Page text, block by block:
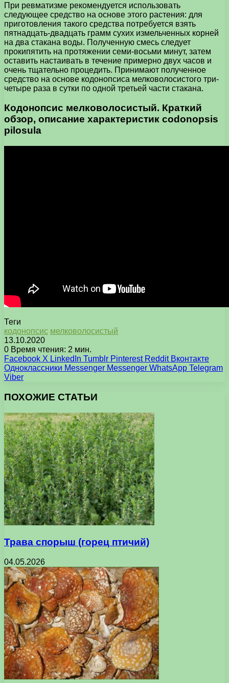
При ревматизме рекомендуется использовать
следующее средство на основе этого растения: для
приготовления такого средства потребуется взять
пятнадцать-двадцать грамм сухих измельченных корней
на два стакана воды. Полученную смесь следует
прокипятить на протяжении семи-восьми минут, затем
оставить настаивать в течение примерно двух часов и
очень тщательно процедить. Принимают полученное
средство на основе кодонопсиса мелковолосистого три-
четыре раза в сутки по одной третьей части стакана.
Кодонопсис мелковолосистый. Краткий
обзор, описание характеристик codonopsis
pilosula
Теги
кодонопсис мелковолосистый
13.10.2020
0 Время чтения: 2 мин.
Facebook X LinkedIn Tumblr Pinterest Reddit Вконтакте
Одноклассники Messenger Messenger WhatsApp Telegram
Viber
ПОХОЖИЕ СТАТЬИ
Трава спорыш (горец птичий)
04.05.2026